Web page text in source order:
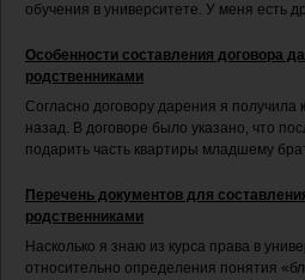
обучения в университете. У меня есть
Особенности составления договора
родственниками
Согласно договору дарения я получила
назад. В договоре было указано, что
подарить часть квартиры младшему
Перечень документов для
родственниками
Насколько я знаю из курса права в
относительно определения понятия